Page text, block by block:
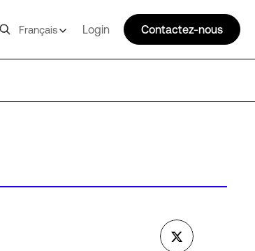
Français Login Contactez-nous